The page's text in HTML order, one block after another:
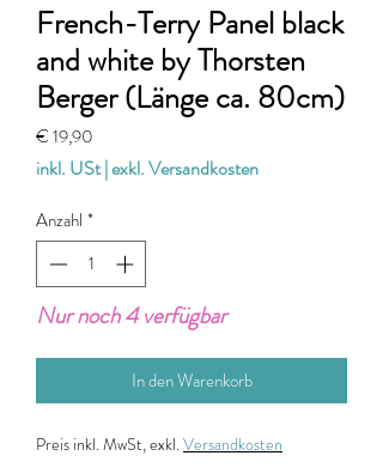
French-Terry Panel black
and white by Thorsten
Berger (Länge ca. 80cm)
€ 19,90
inkl. USt|exkl. Versandkosten
Anzahl *
Nur noch 4 verfügbar
In den Warenkorb
Preis inkl. MwSt, exkl. Versandkosten